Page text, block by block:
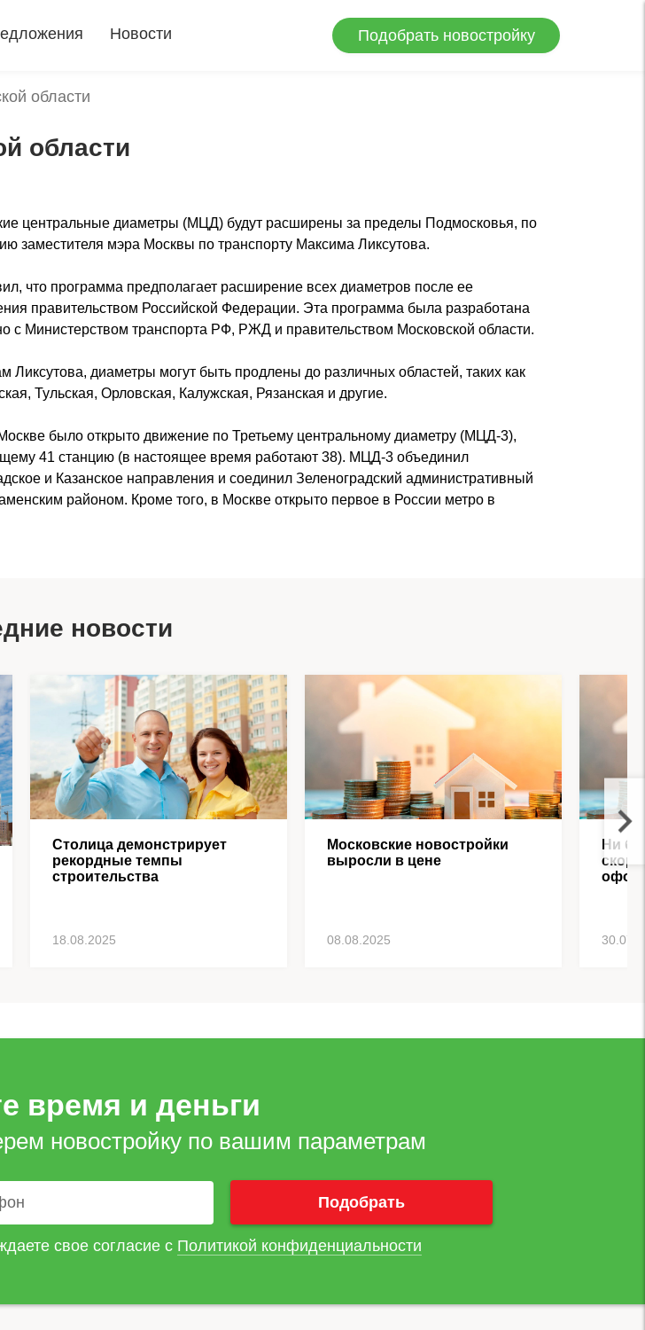
Новости Подобрать новостройку
области
области
центральные диаметры (МЦД) будут расширены за пределы Подмосковья, по
заместителя мэра Москвы по транспорту Максима Ликсутова.
что программа предполагает расширение всех диаметров после ее
правительством Российской Федерации. Эта программа была разработана
с Министерством транспорта РФ, РЖД и правительством Московской области.
Ликсутова, диаметры могут быть продлены до различных областей, таких как
Тульская, Орловская, Калужская, Рязанская и другие.
было открыто движение по Третьему центральному диаметру (МЦД-3),
41 станцию (в настоящее время работают 38). МЦД-3 объединил
и Казанское направления и соединил Зеленоградский административный
районом. Кроме того, в Москве открыто первое в России метро в
новости
Столица демонстрирует
рекордные темпы
строительства
18.08.2025
Московские новостройки
выросли в цене
08.08.2025
Ни
время и деньги
новостройку по вашим параметрам
свое согласие с Политикой конфиденциальности